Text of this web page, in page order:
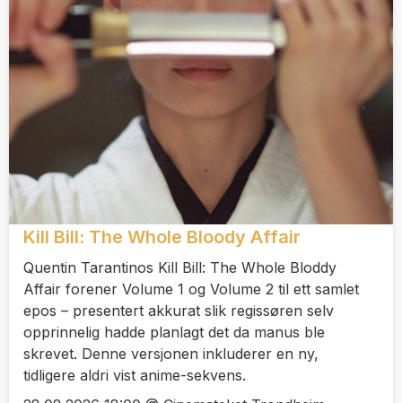
Kill Bill: The Whole Bloody Affair
Quentin Tarantinos Kill Bill: The Whole Bloddy
Affair forener Volume 1 og Volume 2 til ett samlet
epos – presentert akkurat slik regissøren selv
opprinnelig hadde planlagt det da manus ble
skrevet. Denne versjonen inkluderer en ny,
tidligere aldri vist anime-sekvens.